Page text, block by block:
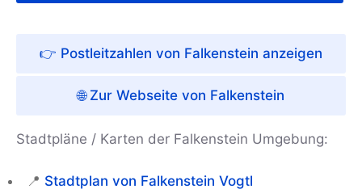
👉 Postleitzahlen von Falkenstein anzeigen
🌐 Zur Webseite von Falkenstein
Stadtpläne / Karten der Falkenstein Umgebung:
📍 Stadtplan von Falkenstein Vogtl